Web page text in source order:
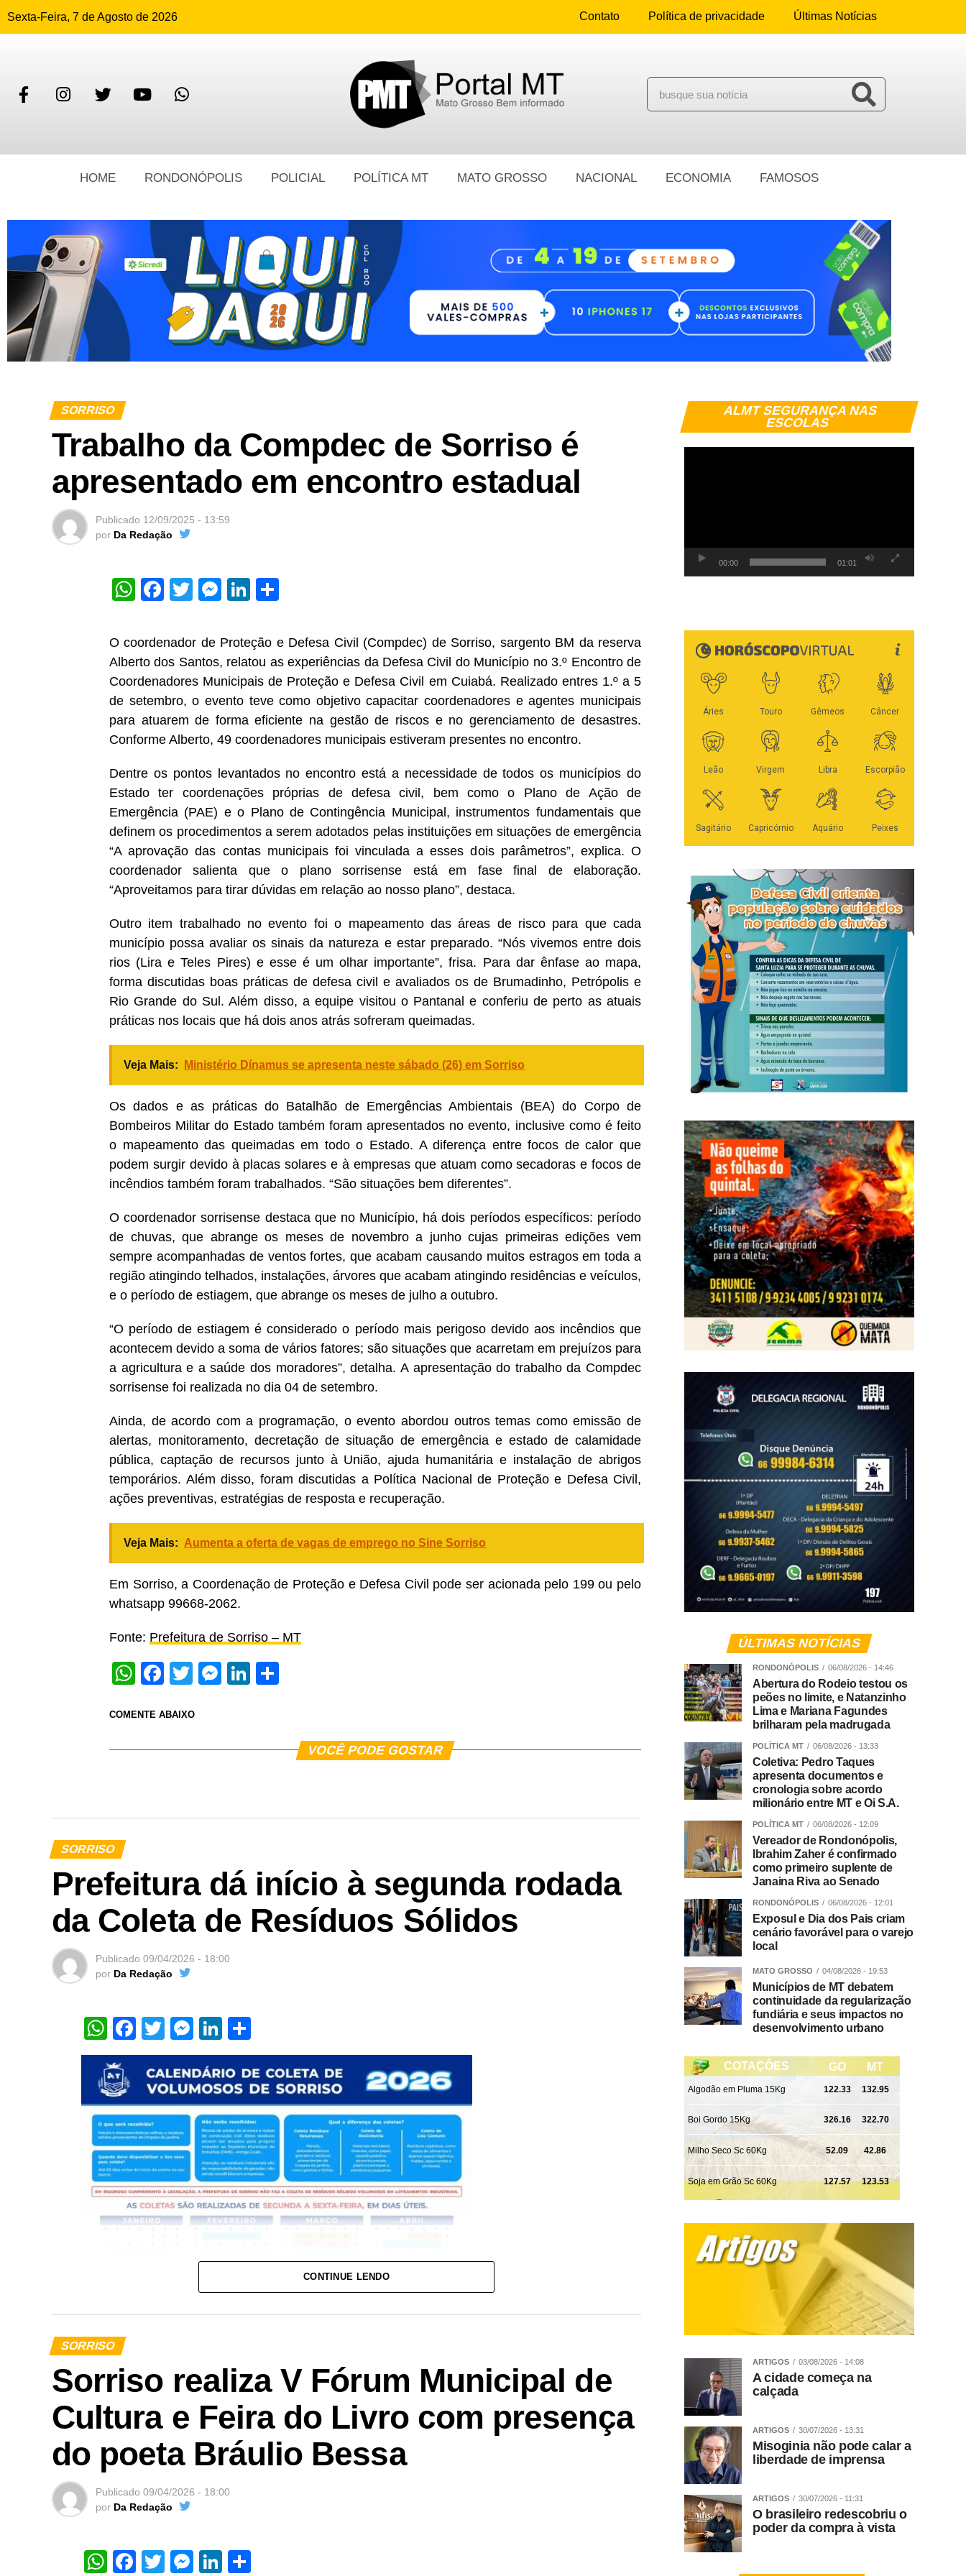
Sexta-Feira, 7 de Agosto de 2026 Contato Política de privacidade Últimas Notícias
HOME RONDONÓPOLIS POLICIAL POLÍTICA MT MATO GROSSO NACIONAL ECONOMIA FAMOSOS
SORRISO
Trabalho da Compdec de Sorriso é
apresentado em encontro estadual
Publicado 12/09/2025 - 13:59
por Da Redação
WhatsApp
Facebook
TwitterMessenger
LinkedIn
O coordenador de Proteção e Defesa Civil (Compdec) de Sorriso, sargento BM da reserva
Alberto dos Santos, relatou as experiências da Defesa Civil do Município no 3.º Encontro de
Coordenadores Municipais de Proteção e Defesa Civil em Cuiabá. Realizado entres 1.º a 5
de setembro, o evento teve como objetivo capacitar coordenadores e agentes municipais
para atuarem de forma eficiente na gestão de riscos e no gerenciamento de desastres.
Conforme Alberto, 49 coordenadores municipais estiveram presentes no encontro.
Dentre os pontos levantados no encontro está a necessidade de todos os municípios do
Estado ter coordenações próprias de defesa civil, bem como o Plano de Ação de
Emergência (PAE) e o Plano de Contingência Municipal, instrumentos fundamentais que
definem os procedimentos a serem adotados pelas instituições em situações de emergência
“A aprovação das contas municipais foi vinculada a esses dois parâmetros”, explica. O
coordenador salienta que o plano sorrisense está em fase final de elaboração.
“Aproveitamos para tirar dúvidas em relação ao nosso plano”, destaca.
Outro item trabalhado no evento foi o mapeamento das áreas de risco para que cada
município possa avaliar os sinais da natureza e estar preparado. “Nós vivemos entre dois
rios (Lira e Teles Pires) e esse é um olhar importante”, frisa. Para dar ênfase ao mapa,
forma discutidas boas práticas de defesa civil e avaliados os de Brumadinho, Petrópolis e
Rio Grande do Sul. Além disso, a equipe visitou o Pantanal e conferiu de perto as atuais
práticas nos locais que há dois anos atrás sofreram queimadas.
Veja Mais: Ministério Dínamus se apresenta neste sábado (26) em Sorriso
Os dados e as práticas do Batalhão de Emergências Ambientais (BEA) do Corpo de
Bombeiros Militar do Estado também foram apresentados no evento, inclusive como é feito
o mapeamento das queimadas em todo o Estado. A diferença entre focos de calor que
podem surgir devido à placas solares e à empresas que atuam como secadoras e focos de
incêndios também foram trabalhados. “São situações bem diferentes”.
O coordenador sorrisense destaca que no Município, há dois períodos específicos: período
de chuvas, que abrange os meses de novembro a junho cujas primeiras edições vem
sempre acompanhadas de ventos fortes, que acabam causando muitos estragos em toda a
região atingindo telhados, instalações, árvores que acabam atingindo residências e veículos,
e o período de estiagem, que abrange os meses de julho a outubro.
“O período de estiagem é considerado o período mais perigoso devido aos incêndios que
acontecem devido a soma de vários fatores; são situações que acarretam em prejuízos para
a agricultura e a saúde dos moradores”, detalha. A apresentação do trabalho da Compdec
sorrisense foi realizada no dia 04 de setembro.
Ainda, de acordo com a programação, o evento abordou outros temas como emissão de
alertas, monitoramento, decretação de situação de emergência e estado de calamidade
pública, captação de recursos junto à União, ajuda humanitária e instalação de abrigos
temporários. Além disso, foram discutidas a Política Nacional de Proteção e Defesa Civil,
ações preventivas, estratégias de resposta e recuperação.
Veja Mais: Aumenta a oferta de vagas de emprego no Sine Sorriso
Em Sorriso, a Coordenação de Proteção e Defesa Civil pode ser acionada pelo 199 ou pelo
whatsapp 99668-2062.
Fonte: Prefeitura de Sorriso – MT
WhatsApp
Facebook
TwitterMessenger
LinkedIn
COMENTE ABAIXO
VOCÊ PODE GOSTAR
SORRISO
Prefeitura dá início à segunda rodada
da Coleta de Resíduos Sólidos
Publicado 09/04/2026 - 18:00
por Da Redação
WhatsApp
Facebook
TwitterMessenger
LinkedIn
CONTINUE LENDO
SORRISO
Sorriso realiza V Fórum Municipal de
Cultura e Feira do Livro com presença
do poeta Bráulio Bessa
Publicado 09/04/2026 - 18:00
por Da Redação
WhatsApp
Facebook
TwitterMessenger
LinkedIn
ALMT SEGURANÇA NAS
ESCOLAS
Tocador
de
00:00 01:01
ÚLTIMAS NOTÍCIAS
RONDONÓPOLIS 06/08/2026 - 14:46
Abertura do Rodeio testou os
peões no limite, e Natanzinho
Lima e Mariana Fagundes
brilharam pela madrugada
POLÍTICA MT 06/08/2026 - 13:33
Coletiva: Pedro Taques
apresenta documentos e
cronologia sobre acordo
milionário entre MT e Oi S.A.
POLÍTICA MT 06/08/2026 - 12:09
Vereador de Rondonópolis,
Ibrahim Zaher é confirmado
como primeiro suplente de
Janaina Riva ao Senado
RONDONÓPOLIS 06/08/2026 - 12:01
Exposul e Dia dos Pais criam
cenário favorável para o varejo
local
MATO GROSSO 04/08/2026 - 19:53
Municípios de MT debatem
continuidade da regularização
fundiária e seus impactos no
desenvolvimento urbano
ARTIGOS 03/08/2026 - 14:08
A cidade começa na
calçada
ARTIGOS 30/07/2026 - 13:31
Misoginia não pode calar a
liberdade de imprensa
ARTIGOS 30/07/2026 - 11:31
O brasileiro redescobriu o
poder da compra à vista